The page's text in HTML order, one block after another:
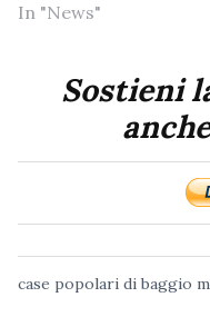
In "News"
Sostieni
case popolari di baggio